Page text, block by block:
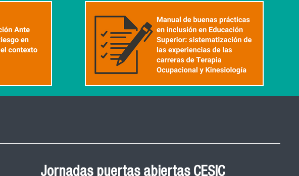
Jornadas puertas abiertas CESIC
Ceremonia de Graduación Magíster en